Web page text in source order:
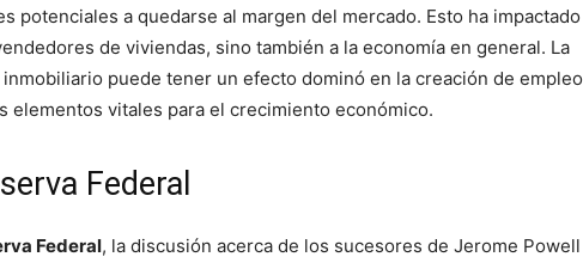
potenciales a quedarse al margen del mercado. Esto ha impactado
de viviendas, sino también a la economía en general. La
puede tener un efecto dominó en la creación de empleo
elementos vitales para el crecimiento económico.
Federal
Federal, la discusión acerca de los sucesores de Jerome Powell